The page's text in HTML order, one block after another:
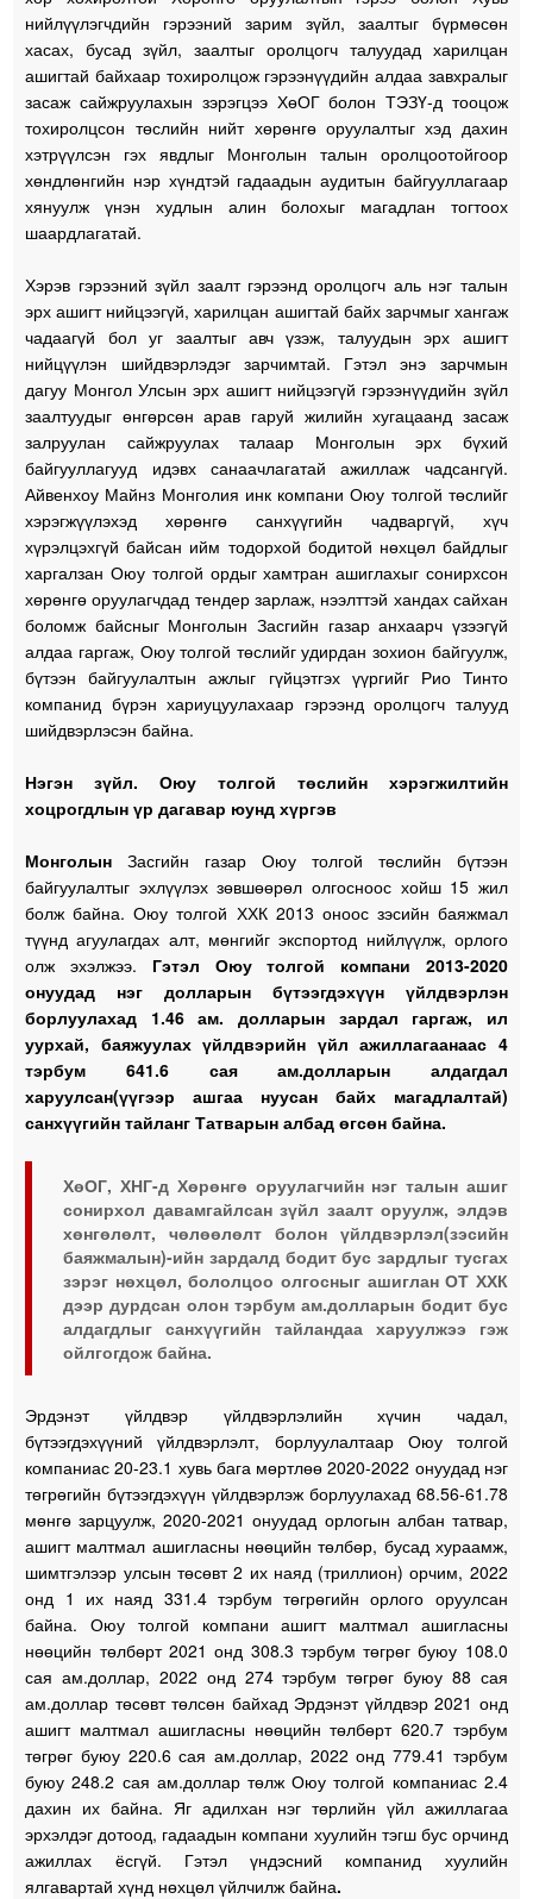
нийлүүлэгчдийн гэрээний зарим зүйл, заалтыг бүрмөсөн
хасах, бусад зүйл, заалтыг оролцогч талуудад харилцан
ашигтай байхаар тохиролцож гэрээнүүдийн алдаа завхралыг
засаж сайжруулахын зэрэгцээ ХөОГ болон ТЭЗҮ-д тооцож
тохиролцсон төслийн нийт хөрөнгө оруулалтыг хэд дахин
хэтрүүлсэн гэх явдлыг Монголын талын оролцоотойгоор
хөндлөнгийн нэр хүндтэй гадаадын аудитын байгууллагаар
хянуулж үнэн худлын алин болохыг магадлан тогтоох
шаардлагатай.
Хэрэв гэрээний зүйл заалт гэрээнд оролцогч аль нэг талын
эрх ашигт нийцээгүй, харилцан ашигтай байх зарчмыг хангаж
чадаагүй бол уг заалтыг авч үзэж, талуудын эрх ашигт
нийцүүлэн шийдвэрлэдэг зарчимтай. Гэтэл энэ зарчмын
дагуу Монгол Улсын эрх ашигт нийцээгүй гэрээнүүдийн зүйл
заалтуудыг өнгөрсөн арав гаруй жилийн хугацаанд засаж
залруулан сайжруулах талаар Монголын эрх бүхий
байгууллагууд идэвх санаачлагатай ажиллаж чадсангүй.
Айвенхоу Майнз Монголия инк компани Оюу толгой төслийг
хэрэгжүүлэхэд хөрөнгө санхүүгийн чадваргүй, хүч
хүрэлцэхгүй байсан ийм тодорхой бодитой нөхцөл байдлыг
харгалзан Оюу толгой ордыг хамтран ашиглахыг сонирхсон
хөрөнгө оруулагчдад тендер зарлаж, нээлттэй хандах сайхан
боломж байсныг Монголын Засгийн газар анхаарч үзээгүй
алдаа гаргаж, Оюу толгой төслийг удирдан зохион байгуулж,
бүтээн байгуулалтын ажлыг гүйцэтгэх үүргийг Рио Тинто
компанид бүрэн хариуцуулахаар гэрээнд оролцогч талууд
шийдвэрлэсэн байна.
Нэгэн зүйл. Оюу толгой төслийн хэрэгжилтийн
хоцрогдлын үр дагавар юунд хүргэв
МонголынЗасгийн газар Оюу толгой төслийн бүтээн
байгуулалтыг эхлүүлэх зөвшөөрөл олгосноос хойш 15 жил
болж байна. Оюу толгой ХХК 2013 оноос зэсийн баяжмал
түүнд агуулагдах алт, мөнгийг экспортод нийлүүлж, орлого
олж эхэлжээ. Гэтэл Оюу толгой компани 2013-2020
онуудад нэг долларын бүтээгдэхүүн үйлдвэрлэн
борлуулахад 1.46 ам. долларын зардал гаргаж, ил
уурхай, баяжуулах үйлдвэрийн үйл ажиллагаанаас 4
тэрбум 641.6 сая ам.долларын алдагдал
харуулсан(үүгээр ашгаа нуусан байх магадлалтай)
санхүүгийн тайланг Татварын албад өгсөн байна.
ХөОГ, ХНГ-д Хөрөнгө оруулагчийн нэг талын ашиг
сонирхол давамгайлсан зүйл заалт оруулж, элдэв
хөнгөлөлт, чөлөөлөлт болон үйлдвэрлэл(зэсийн
баяжмалын)-ийн зардалд бодит бус зардлыг тусгах
зэрэг нөхцөл, бололцоо олгосныг ашиглан ОТ ХХК
дээр дурдсан олон тэрбум ам.долларын бодит бус
алдагдлыг санхүүгийн тайландаа харуулжээ гэж
ойлгогдож байна.
Эрдэнэт үйлдвэр үйлдвэрлэлийн хүчин чадал,
бүтээгдэхүүний үйлдвэрлэлт, борлуулалтаар Оюу толгой
компаниас 20-23.1 хувь бага мөртлөө 2020-2022 онуудад нэг
төгрөгийн бүтээгдэхүүн үйлдвэрлэж борлуулахад 68.56-61.78
мөнгө зарцуулж, 2020-2021 онуудад орлогын албан татвар,
ашигт малтмал ашигласны нөөцийн төлбөр, бусад хураамж,
шимтгэлээр улсын төсөвт 2 их наяд (триллион) орчим, 2022
онд 1 их наяд 331.4 тэрбум төгрөгийн орлого оруулсан
байна. Оюу толгой компани ашигт малтмал ашигласны
нөөцийн төлбөрт 2021 онд 308.3 тэрбум төгрөг буюу 108.0
сая ам.доллар, 2022 онд 274 тэрбум төгрөг буюу 88 сая
ам.доллар төсөвт төлсөн байхад Эрдэнэт үйлдвэр 2021 онд
ашигт малтмал ашигласны нөөцийн төлбөрт 620.7 тэрбум
төгрөг буюу 220.6 сая ам.доллар, 2022 онд 779.41 тэрбум
буюу 248.2 сая ам.доллар төлж Оюу толгой компаниас 2.4
дахин их байна. Яг адилхан нэг төрлийн үйл ажиллагаа
эрхэлдэг дотоод, гадаадын компани хуулийн тэгш бус орчинд
ажиллах ёсгүй. Гэтэл үндэсний компанид хуулийн
ялгавартай хүнд нөхцөл үйлчилж байна.